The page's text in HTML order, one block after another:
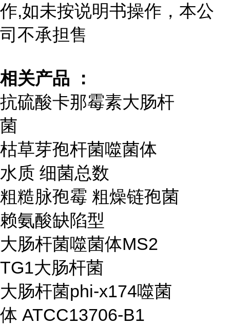
作,如未按说明书操作，本公
司不承担售
相关产品 ：
抗硫酸卡那霉素大肠杆
菌
枯草芽孢杆菌噬菌体
水质 细菌总数
粗糙脉孢霉 粗燥链孢菌
赖氨酸缺陷型
大肠杆菌噬菌体MS2
TG1大肠杆菌
大肠杆菌phi-x174噬菌
体 ATCC13706-B1